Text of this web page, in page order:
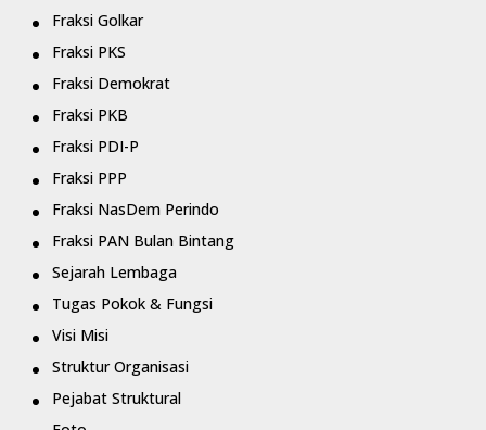
Fraksi Golkar
Fraksi PKS
Fraksi Demokrat
Fraksi PKB
Fraksi PDI-P
Fraksi PPP
Fraksi NasDem Perindo
Fraksi PAN Bulan Bintang
Sejarah Lembaga
Tugas Pokok & Fungsi
Visi Misi
Struktur Organisasi
Pejabat Struktural